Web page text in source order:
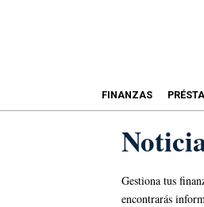
FINANZAS
Gestiona tus
encontrarás